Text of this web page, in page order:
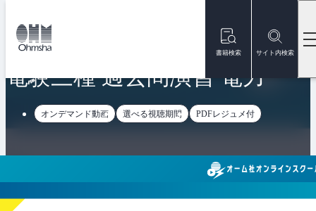
書籍検索 サイト内検索
トップ
電験三種 過去問演習 電力
オンデマンド動画 選べる視聴期間 PDFレジュメ付